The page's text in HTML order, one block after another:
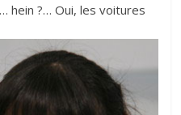
hein ?… Oui, les voitures